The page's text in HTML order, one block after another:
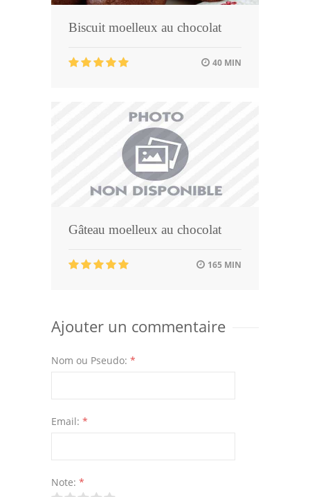
Biscuit moelleux au chocolat
40 MIN
Gâteau moelleux au chocolat
165 MIN
Ajouter un commentaire
Nom ou Pseudo: *
Email: *
Note: *